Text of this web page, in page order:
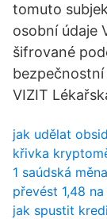
tomuto
osobní údaje
šifrované
VIZIT
jak udělat
křivka
1 saúdská
převést 1,48
jak spustit